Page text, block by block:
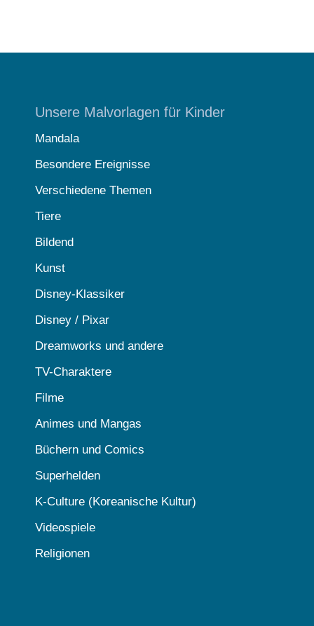
Unsere Malvorlagen für Kinder
Mandala
Besondere Ereignisse
Verschiedene Themen
Tiere
Bildend
Kunst
Disney-Klassiker
Disney / Pixar
Dreamworks und andere
TV-Charaktere
Filme
Animes und Mangas
Büchern und Comics
Superhelden
K-Culture (Koreanische Kultur)
Videospiele
Religionen